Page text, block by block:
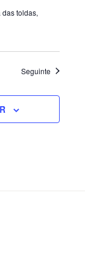
das toldas,
Seguinte eventos